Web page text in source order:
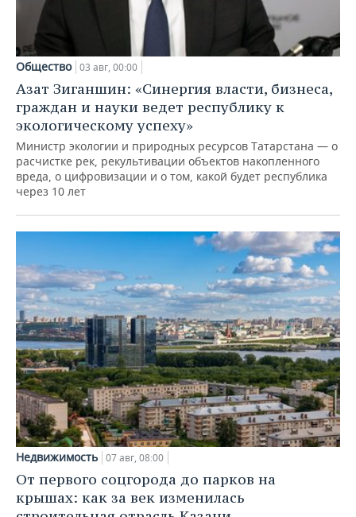
Общество 03 авг, 00:00
Азат Зиганшин: «Синергия власти, бизнеса,
граждан и науки ведет республику к
экологическому успеху»
Министр экологии и природных ресурсов Татарстана — о
расчистке рек, рекультивации объектов накопленного
вреда, о цифровизации и о том, какой будет республика
через 10 лет
Недвижимость 07 авг, 08:00
От первого соцгорода до парков на
крышах: как за век изменилась